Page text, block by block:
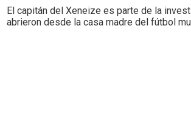
El capitán del Xeneize es parte de la
abrieron desde la casa madre del fútbol